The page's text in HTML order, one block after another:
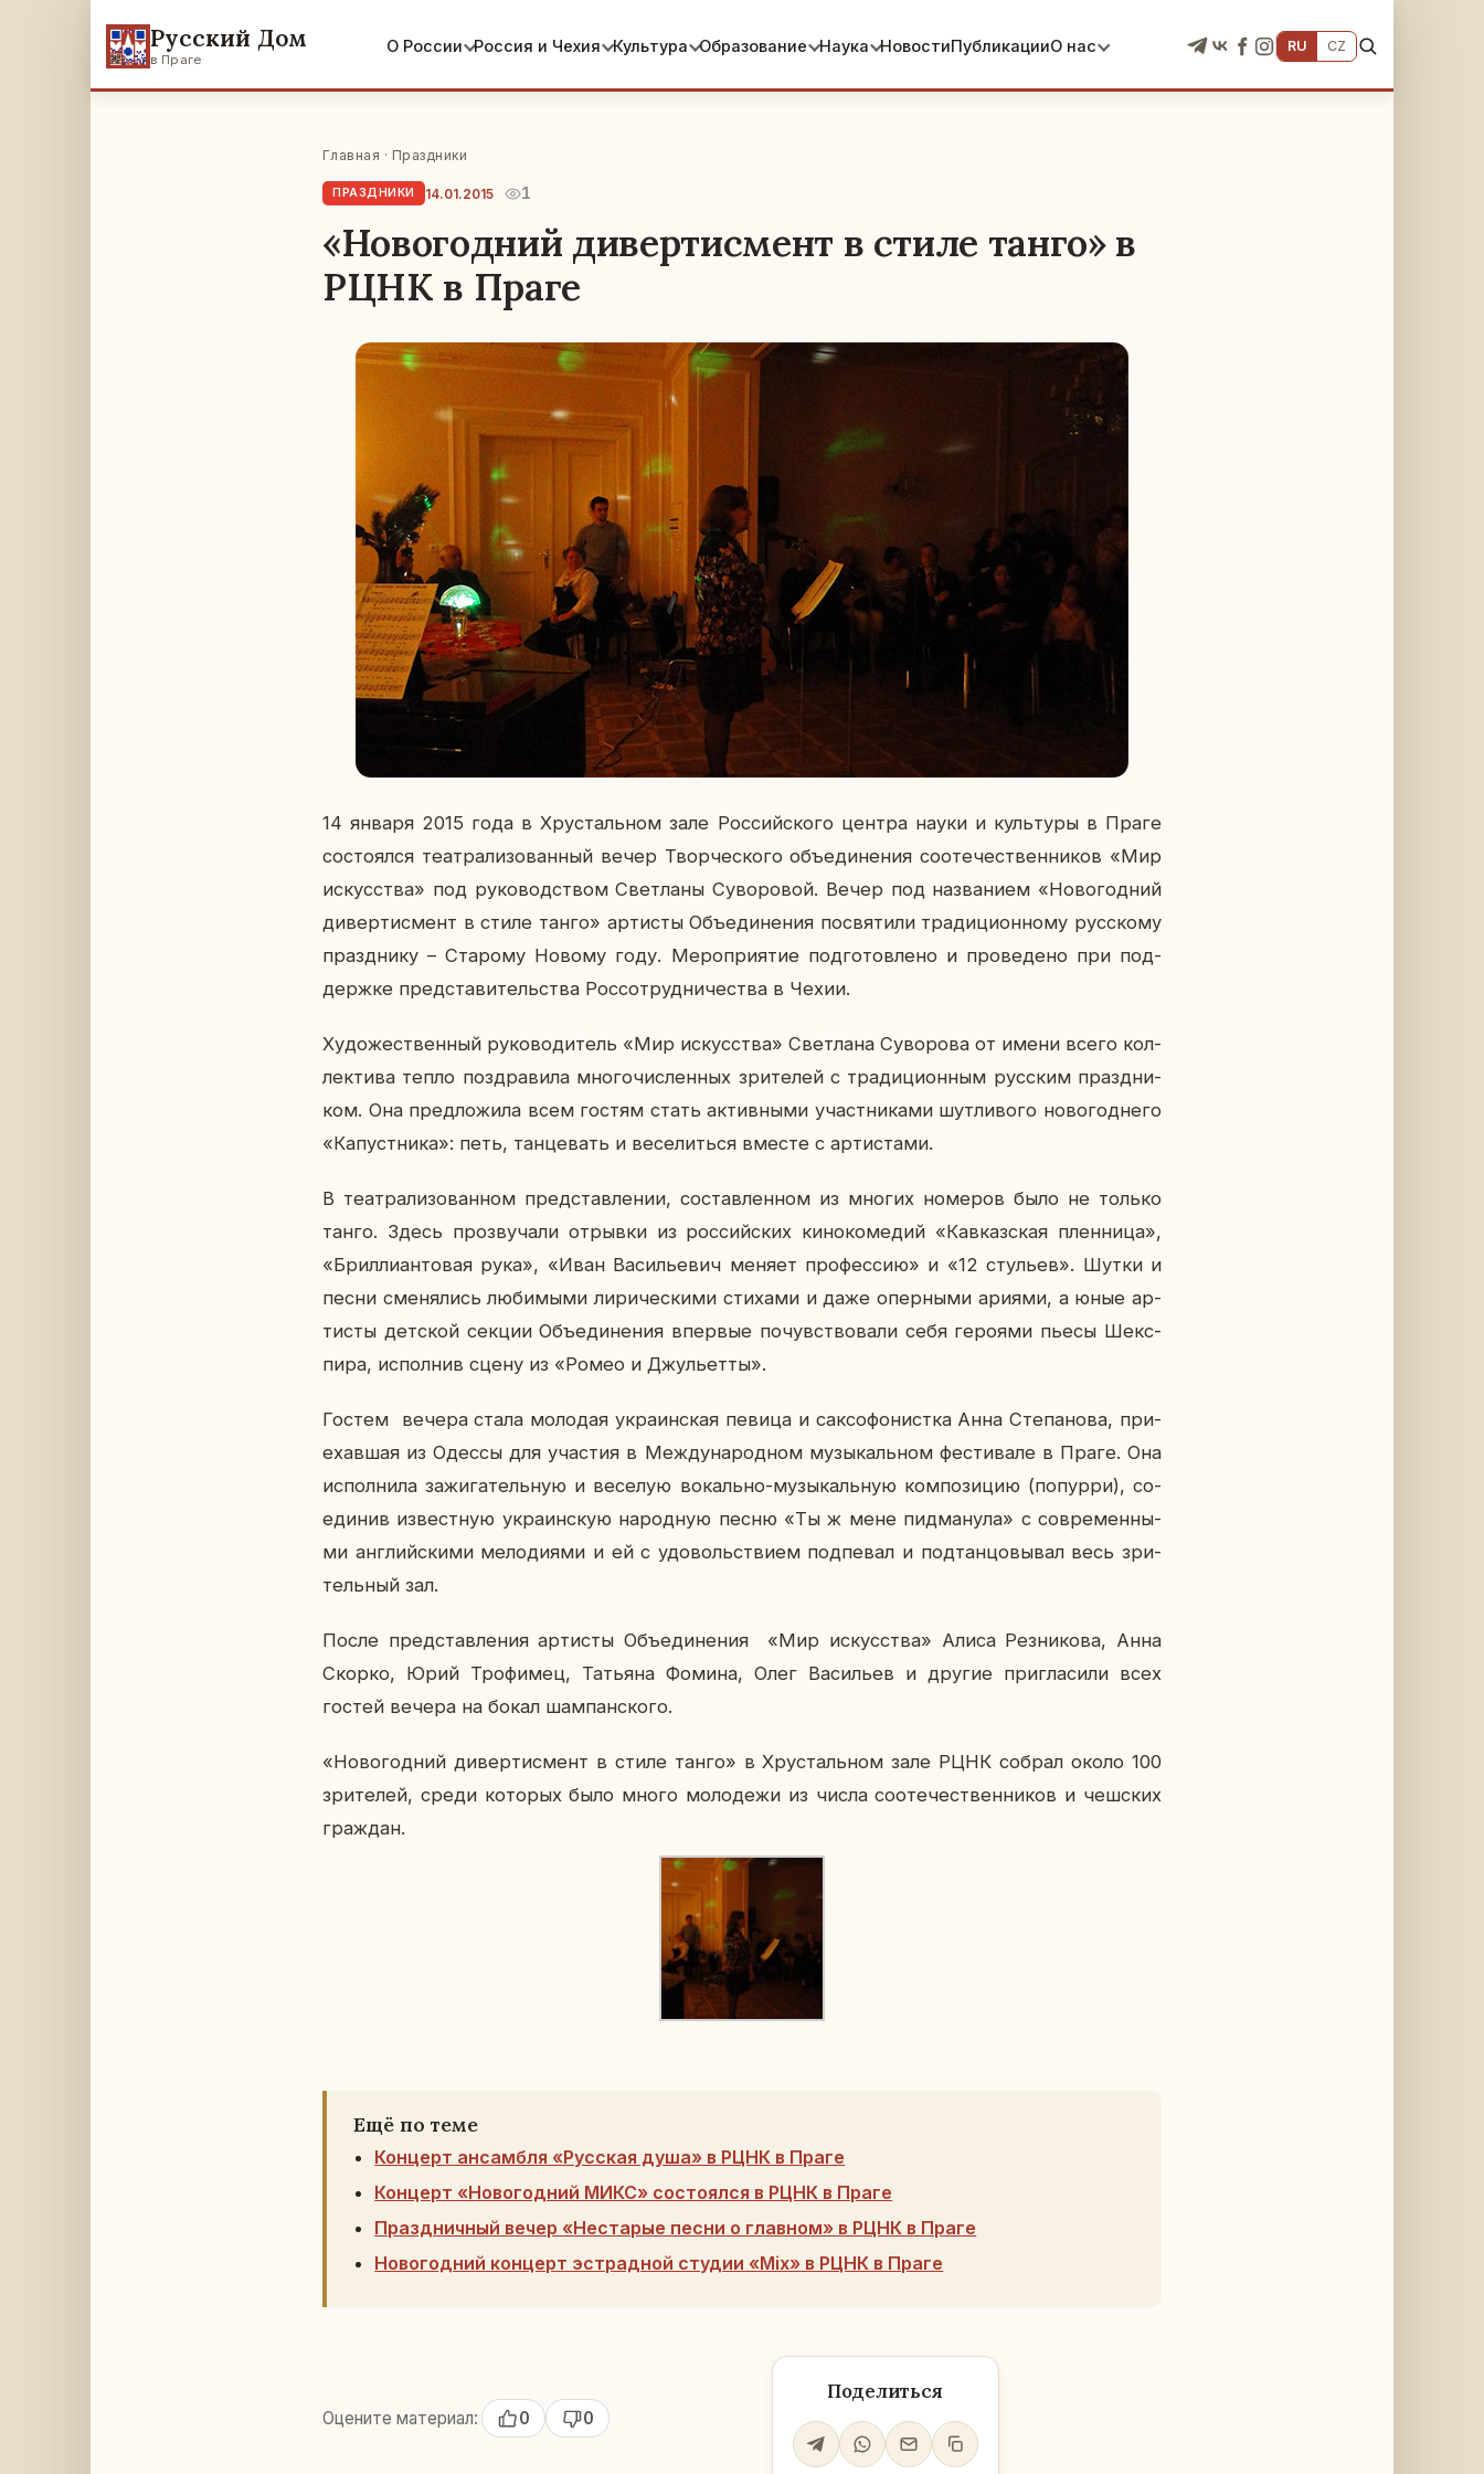
Русский Дом
в Праге
О России Россия и Чехия Культура Образование Наука НовостиПубликацииО нас RU CZ
Главная · Праздники
ПРАЗДНИКИ 14.01.2015 1
«Новогодний дивертисмент в стиле танго» в
РЦНК в Праге
14 января 2015 года в Хру­сталь­ном зале Рос­сий­ско­го центра науки и куль­ту­ры в Праге
со­сто­ял­ся те­ат­ра­ли­зо­ван­ный вечер Твор­че­ско­го объ­еди­не­ния со­оте­че­ствен­ни­ков «Мир
ис­кус­ства» под ру­ко­вод­ством Свет­ла­ны Су­во­ро­вой. Вечер под на­зва­ни­ем «Но­во­год­ний
ди­вер­тис­мент в стиле танго» ар­ти­сты Объ­еди­не­ния по­свя­ти­ли тра­ди­ци­он­но­му рус­ско­му
празд­ни­ку – Ста­ро­му Новому году. Ме­ро­при­я­тие под­го­тов­ле­но и про­ве­де­но при под­
держ­ке пред­ста­ви­тель­ства Рос­со­труд­ни­че­ства в Чехии.
Ху­до­же­ствен­ный ру­ко­во­ди­тель «Мир ис­кус­ства» Свет­ла­на Су­во­ро­ва от имени всего кол­
лек­ти­ва тепло по­здра­ви­ла мно­го­чис­лен­ных зри­те­лей с тра­ди­ци­он­ным рус­ским празд­ни­
ком. Она пред­ло­жи­ла всем гостям стать ак­тив­ны­ми участ­ни­ка­ми шут­ли­во­го но­во­год­не­го
«Ка­пуст­ни­ка»: петь, тан­це­вать и ве­се­лить­ся вместе с ар­ти­ста­ми.
В те­ат­ра­ли­зо­ван­ном пред­став­ле­нии, со­став­лен­ном из многих но­ме­ров было не только
танго. Здесь про­зву­ча­ли от­рыв­ки из рос­сий­ских ки­но­ко­ме­дий «Кав­каз­ская плен­ни­ца»,
«Брил­ли­ан­то­вая рука», «Иван Ва­си­лье­вич меняет про­фес­сию» и «12 сту­льев». Шутки и
песни сме­ня­лись лю­би­мы­ми ли­ри­че­ски­ми сти­ха­ми и даже опер­ны­ми ариями, а юные ар­
ти­сты дет­ской секции Объ­еди­не­ния впер­вые по­чув­ство­ва­ли себя ге­ро­я­ми пьесы Шекс­
пи­ра, ис­пол­нив сцену из «Ромео и Джу­льет­ты».
Гостем вечера стала мо­ло­дая укра­ин­ская певица и сак­со­фо­нист­ка Анна Сте­па­но­ва, при­
е­хав­шая из Одессы для уча­стия в Меж­ду­на­род­ном му­зы­каль­ном фе­сти­ва­ле в Праге. Она
ис­пол­ни­ла за­жи­га­тель­ную и ве­се­лую во­каль­но-му­зы­каль­ную ком­по­зи­цию (по­пур­ри), со­
еди­нив из­вест­ную укра­ин­скую на­род­ную песню «Ты ж мене пид­ма­ну­ла» с со­вре­мен­ны­
ми ан­глий­ски­ми ме­ло­ди­я­ми и ей с удо­воль­стви­ем под­пе­вал и под­тан­цо­вы­вал весь зри­
тель­ный зал.
После пред­став­ле­ния ар­ти­сты Объ­еди­не­ния «Мир ис­кус­ства» Алиса Рез­ни­ко­ва, Анна
Скорко, Юрий Тро­фи­мец, Та­тья­на Фомина, Олег Ва­си­льев и другие при­гла­си­ли всех
гостей вечера на бокал шам­пан­ско­го.
«Но­во­год­ний ди­вер­тис­мент в стиле танго» в Хру­сталь­ном зале РЦНК собрал около 100
зри­те­лей, среди ко­то­рых было много мо­ло­де­жи из числа со­оте­че­ствен­ни­ков и чеш­ских
граж­дан.
Ещё по теме
Концерт ансамбля «Русская душа» в РЦНК в Праге
Концерт «Новогодний МИКС» состоялся в РЦНК в Праге
Праздничный вечер «Нестарые песни о главном» в РЦНК в Праге
Новогодний концерт эстрадной студии «Mix» в РЦНК в Праге
Оцените материал: 0 0
Поделиться